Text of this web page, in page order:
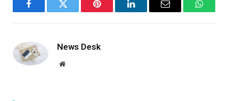
FacebookTwitter Pinterest LinkedInEmail
News Desk
Website